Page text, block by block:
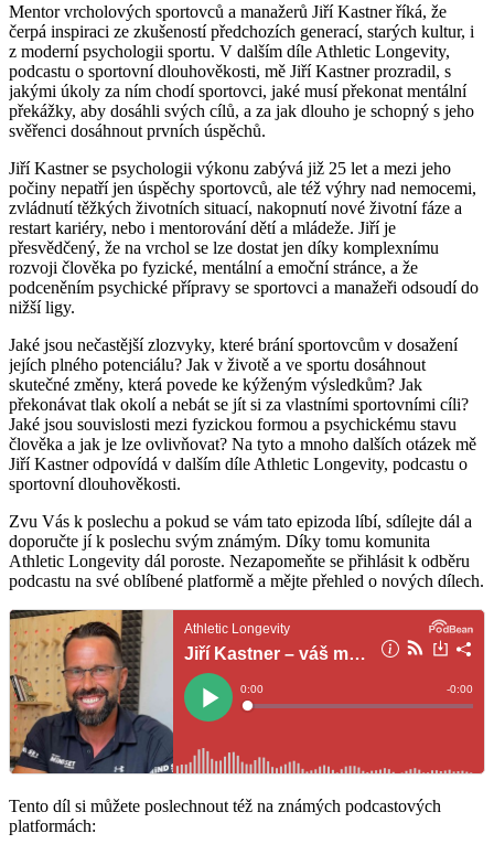
Mentor vrcholových sportovců a manažerů Jiří Kastner říká, že
čerpá inspiraci ze zkušeností předchozích generací, starých kultur, i
z moderní psychologii sportu. V dalším díle Athletic Longevity,
podcastu o sportovní dlouhověkosti, mě Jiří Kastner prozradil, s
jakými úkoly za ním chodí sportovci, jaké musí překonat mentální
překážky, aby dosáhli svých cílů, a za jak dlouho je schopný s jeho
svěřenci dosáhnout prvních úspěchů.
Jiří Kastner se psychologii výkonu zabývá již 25 let a mezi jeho
počiny nepatří jen úspěchy sportovců, ale též výhry nad nemocemi,
zvládnutí těžkých životních situací, nakopnutí nové životní fáze a
restart kariéry, nebo i mentorování dětí a mládeže. Jiří je
přesvědčený, že na vrchol se lze dostat jen díky komplexnímu
rozvoji člověka po fyzické, mentální a emoční stránce, a že
podceněním psychické přípravy se sportovci a manažeři odsoudí do
nižší ligy.
Jaké jsou nečastější zlozvyky, které brání sportovcům v dosažení
jejích plného potenciálu? Jak v životě a ve sportu dosáhnout
skutečné změny, která povede ke kýženým výsledkům? Jak
překonávat tlak okolí a nebát se jít si za vlastními sportovními cíli?
Jaké jsou souvislosti mezi fyzickou formou a psychickému stavu
člověka a jak je lze ovlivňovat? Na tyto a mnoho dalších otázek mě
Jiří Kastner odpovídá v dalším díle Athletic Longevity, podcastu o
sportovní dlouhověkosti.
Zvu Vás k poslechu a pokud se vám tato epizoda líbí, sdílejte dál a
doporučte jí k poslechu svým známým. Díky tomu komunita
Athletic Longevity dál poroste. Nezapomeňte se přihlásit k odběru
podcastu na své oblíbené platformě a mějte přehled o nových dílech.
Tento díl si můžete poslechnout též na známých podcastových
platformách: